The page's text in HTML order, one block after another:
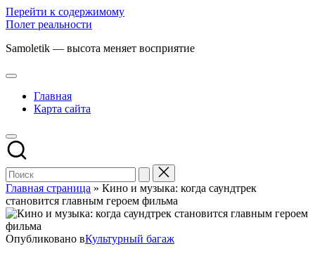
Перейти к содержимому
Полет реальности
Samoletik — высота меняет восприятие
Главная
Карта сайта
Главная страница » Кино и музыка: когда саундтрек
становится главным героем фильма
Опубликовано вКультурный багаж